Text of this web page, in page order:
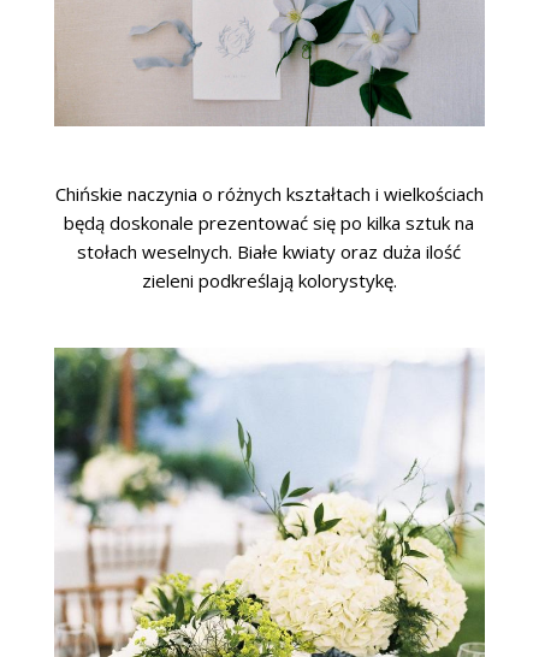
Chińskie naczynia o różnych kształtach i wielkościach
będą doskonale prezentować się po kilka sztuk na
stołach weselnych. Białe kwiaty oraz duża ilość
zieleni podkreślają kolorystykę.